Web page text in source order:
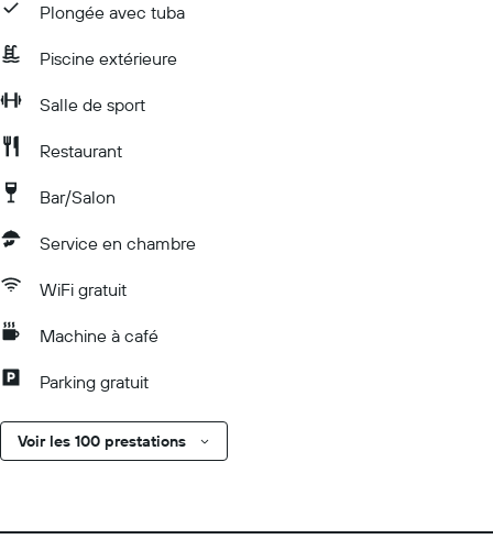
Plongée avec tuba
Piscine extérieure
Salle de sport
Restaurant
Bar/Salon
Service en chambre
WiFi gratuit
Machine à café
Parking gratuit
Voir les 100 prestations